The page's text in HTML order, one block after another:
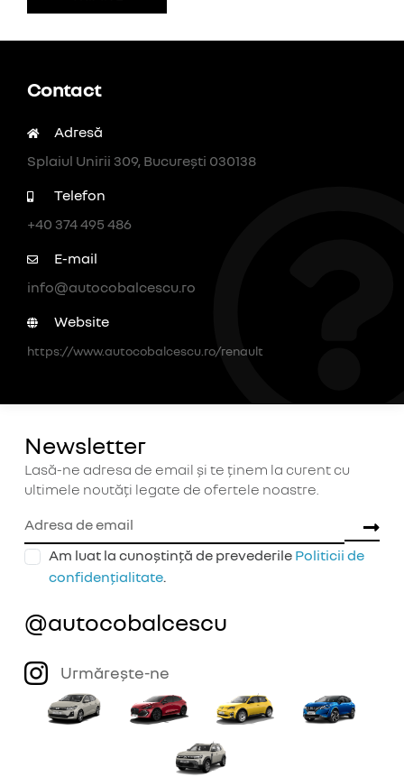
Contact
Adresă
Splaiul Unirii 309, București 030138
Telefon
+40 374 495 486
E-mail
info@autocobalcescu.ro
Website
https://www.autocobalcescu.ro/renault
Newsletter
Lasă-ne adresa de email și te ținem la curent cu
ultimele noutăți legate de ofertele noastre.
Am luat la cunoștință de prevederile Politicii de
confidențialitate.
@autocobalcescu
Urmărește-ne